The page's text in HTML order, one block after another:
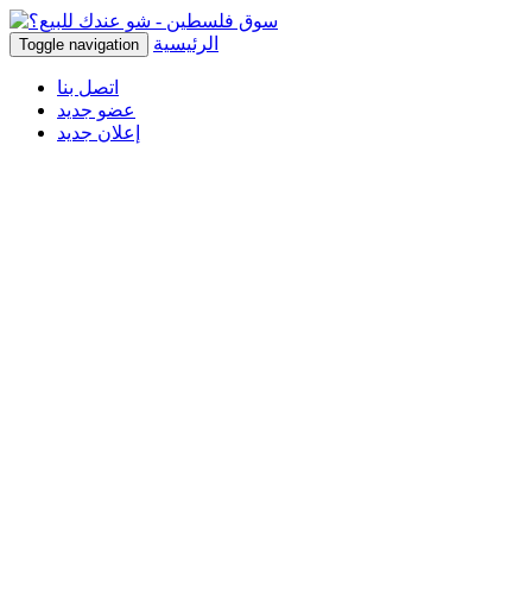
Toggle navigation الرئيسية
اتصل بنا
عضو جديد
إعلان جديد